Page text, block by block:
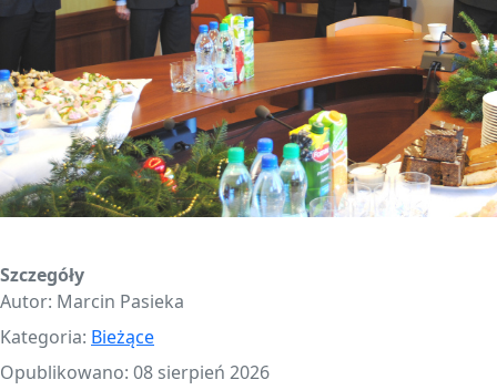
Szczegóły
Autor: Marcin Pasieka
Kategoria: Bieżące
Opublikowano: 08 sierpień 2026